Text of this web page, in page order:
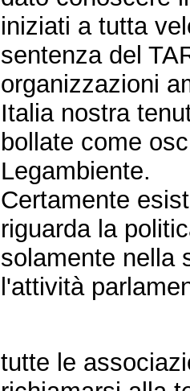
iniziati a tutta
sentenza del
organizzazioni
Italia nostra
bollate come
Legambiente.
Certamente
riguarda la
solamente nella
l'attività
tutte le